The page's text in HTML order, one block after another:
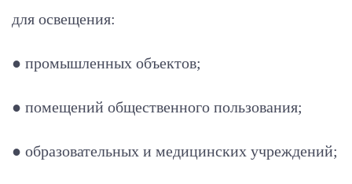
для освещения:
● промышленных объектов;
● помещений общественного пользования;
● образовательных и медицинских учреждений;